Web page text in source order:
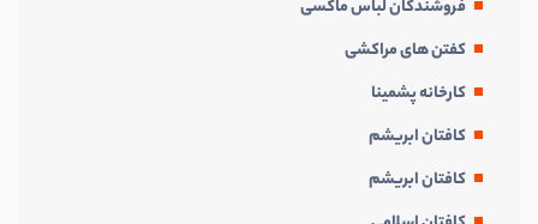
فروشندگان لباس ماکسی
كفتن های مراكشی
کارخانه پشمینا
کافتان ابریشم
کافتان ابریشم